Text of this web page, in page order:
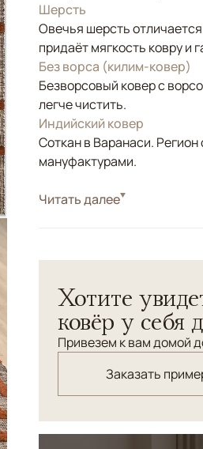
Шерсть
Овечья шерсть
придаёт мягкость ковру и
Без ворса (килим-ковер)
Безворсовый ковер с
легче чистить.
Индийский ковер
Соткан в Варанаси. Регион
мануфактурами.
СтильКилимы и сумахи
Читать далее
Хотите
ковёр у себя
Привезем к вам домой
Заказать